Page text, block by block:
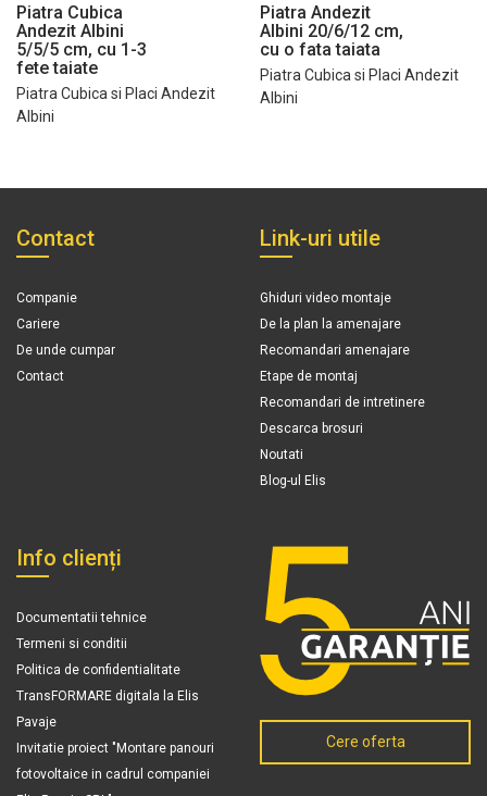
Piatra Cubica
Andezit Albini
5/5/5 cm, cu 1-3
fete taiate
Piatra Cubica si Placi Andezit
Albini
Piatra Andezit
Albini 20/6/12 cm,
cu o fata taiata
Piatra Cubica si Placi Andezit
Albini
Contact
Companie
Cariere
De unde cumpar
Contact
Link-uri utile
Ghiduri video montaje
De la plan la amenajare
Recomandari amenajare
Etape de montaj
Recomandari de intretinere
Descarca brosuri
Noutati
Blog-ul Elis
Info clienți
Documentatii tehnice
Termeni si conditii
Politica de confidentialitate
TransFORMARE digitala la Elis
Pavaje
Invitatie proiect "Montare panouri
fotovoltaice in cadrul companiei
Cere oferta